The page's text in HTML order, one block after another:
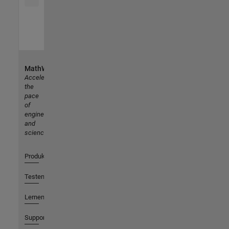
MathWorks
Accelerating
the
pace
of
engineering
and
science
Produkte
Testen oder Kaufen
Lernen
Support